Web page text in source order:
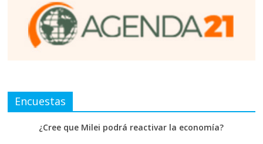
Encuestas
¿Cree que Milei podrá reactivar la economía?